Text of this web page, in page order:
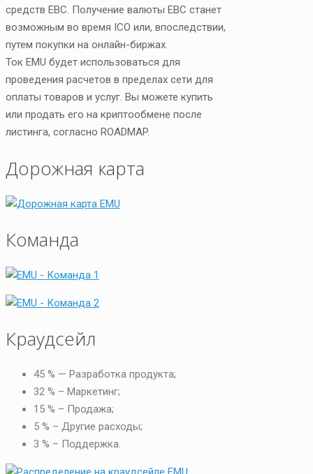
средств ЕВС. Получение валюты ЕВС станет
возможным во время ICO или, впоследствии,
путем покупки на онлайн-биржах.
Ток EMU будет использоваться для
проведения расчетов в пределах сети для
оплаты товаров и услуг. Вы можете купить
или продать его на криптообмене после
листинга, согласно ROADMAP.
Дорожная карта
Команда
Краудсейл
45 % — Разработка продукта;
32 % – Маркетинг;
15 % – Продажа;
5 % – Другие расходы;
3 % – Поддержка.